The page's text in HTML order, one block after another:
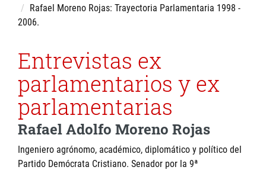
Rafael Moreno Rojas: Trayectoria Parlamentaria 1998 -
2006.
Entrevistas ex
parlamentarios y ex
parlamentarias
Rafael Adolfo Moreno Rojas
Ingeniero agrónomo, académico, diplomático y político del
Partido Demócrata Cristiano. Senador por la 9ª